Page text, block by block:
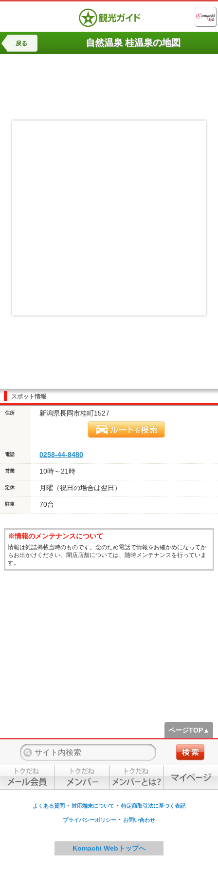
戻る 自然温泉 桂温泉の地図
スポット情報
住所 新潟県長岡市桂町1527
電話 0258-44-8480
営業 10時～21時
定休 月曜（祝日の場合は翌日）
駐車 70台
※情報のメンテナンスについて
情報は雑誌掲載当時のものです。念のため電話で情報をお確かめになってか
らお出かけください。閉店店舗については、随時メンテナンスを行っていま
す。
ページTOP▲
よくある質問 ・ 対応端末について ・ 特定商取引法に基づく表記
プライバシーポリシー ・ お問い合わせ
Komachi Webトップへ